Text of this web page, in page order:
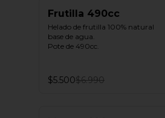
Frutilla 490cc
Helado de frutilla 100% natural
base de agua.
Pote de 490cc.
$5.500$6.990